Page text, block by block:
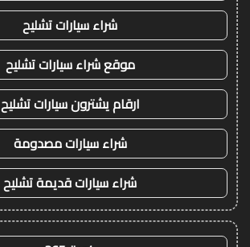
شراء سيارات تشليح
موقع شراء سيارات تشليح
ارقام يشترون سيارات تشليح
شراء سيارات مصدومة
شراء سيارات قديمة تشليح